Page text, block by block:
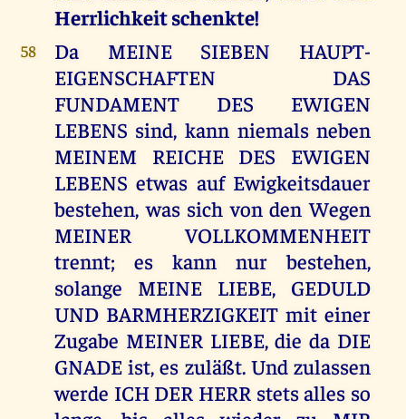
Herrlichkeit schenkte!
58
Da MEINE SIEBEN HAUPT-
EIGENSCHAFTEN DAS
FUNDAMENT DES EWIGEN
LEBENS sind, kann niemals neben
MEINEM REICHE DES EWIGEN
LEBENS etwas auf Ewigkeitsdauer
bestehen, was sich von den Wegen
MEINER VOLLKOMMENHEIT
trennt; es kann nur bestehen,
solange MEINE LIEBE, GEDULD
UND BARMHERZIGKEIT mit einer
Zugabe MEINER LIEBE, die da DIE
GNADE ist, es zuläßt. Und zulassen
werde ICH DER HERR stets alles so